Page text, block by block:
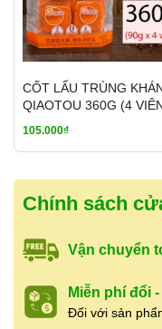
Tên sản
Ming Sợi
Xuất xứ:
Trọng
cho gia
Hạn sử
Kích
3. Hướng dẫn
CỐT LẨU TRÙNG
QIAOTOU 360G (4
105.000₫
Chính sách
Vận chuyển
Miễn phí đổi
Đối với sản